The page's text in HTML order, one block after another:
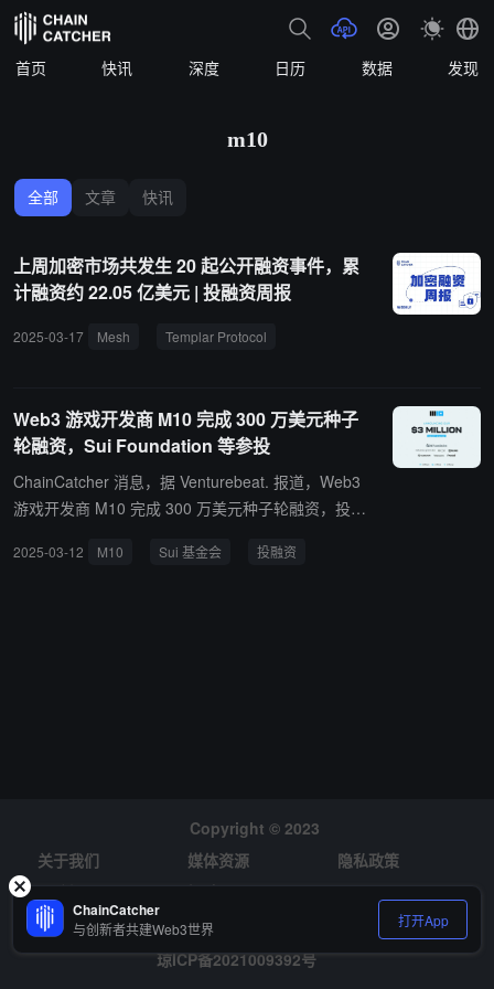
首页 快讯 深度 日历 数据 发现
m10
全部 文章 快讯
上周加密市场共发生 20 起公开融资事件，累
计融资约 22.05 亿美元 | 投融资周报
2025-03-17 Mesh Templar Protocol
Web3 游戏开发商 M10 完成 300 万美元种子
轮融资，Sui Foundation 等参投
ChainCatcher 消息，据 Venturebeat. 报道，Web3
游戏开发商 M10 完成 300 万美元种子轮融资，投资
s、Monoceros、Blockchain Founders Fund 和 Pres
2025-03-12 M10 Sui 基金会 投融资
Copyright © 2023
关于我们
媒体资源
隐私政策
风险提示
招聘
琼ICP备2021009392号
ChainCatcher
与创新者共建Web3世界 打开App